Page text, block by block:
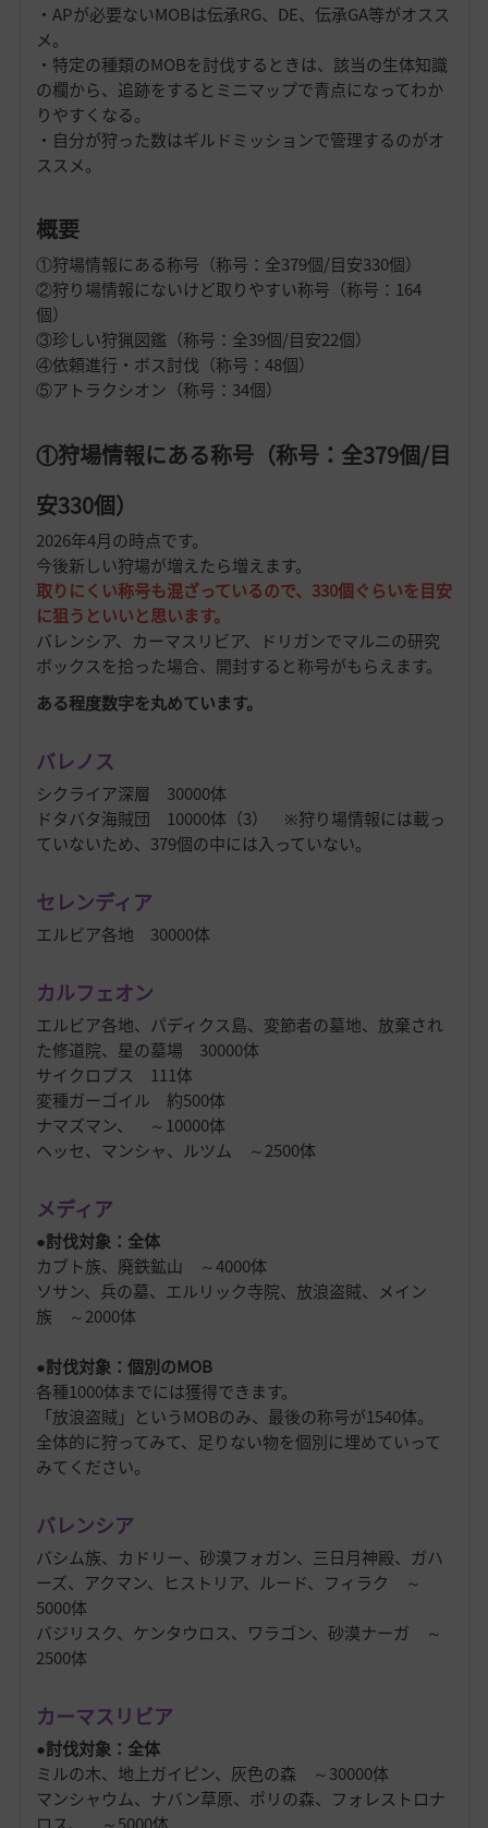
・APが必要ないMOBは伝承RG、DE、伝承GA等がオスス
メ。
・特定の種類のMOBを討伐するときは、該当の生体知識
の欄から、追跡をするとミニマップで青点になってわか
りやすくなる。
・自分が狩った数はギルドミッションで管理するのがオ
ススメ。
概要
①狩場情報にある称号（称号：全379個/目安330個）
②狩り場情報にないけど取りやすい称号（称号：164
個）
③珍しい狩猟図鑑（称号：全39個/目安22個）
④依頼進行・ボス討伐（称号：48個）
⑤アトラクシオン（称号：34個）
①狩場情報にある称号（称号：全379個/目
安330個）
2026年4月の時点です。
今後新しい狩場が増えたら増えます。
取りにくい称号も混ざっているので、 330個ぐらいを目安
に狙うといいと思います。
バレンシア、カーマスリビア、ドリガンでマルニの研究
ボックスを拾った場合、開封すると称号がもらえます。
ある程度数字を丸めています。
バレノス
シクライア深層 30000体
ドタバタ海賊団 10000体（3） ※狩り場情報には載っ
ていないため、379個の中には入っていない。
セレンディア
エルビア各地 30000体
カルフェオン
エルビア各地、パディクス島、変節者の墓地、放棄され
た修道院、星の墓場 30000体
サイクロプス 111体
変種ガーゴイル 約500体
ナマズマン、 ～10000体
ヘッセ、マンシャ、ルツム ～2500体
メディア
●討伐対象：全体
カブト族、廃鉄鉱山 ～4000体
ソサン、兵の墓、エルリック寺院、放浪盗賊、メイン
族 ～2000体
●討伐対象：個別のMOB
各種1000体までには獲得できます。
「放浪盗賊」というMOBのみ、最後の称号が1540体。
全体的に狩ってみて、足りない物を個別に埋めていって
みてください。
バレンシア
バシム族、カドリー、砂漠フォガン、三日月神殿、ガハ
ーズ、アクマン、ヒストリア、ルード、フィラク ～
5000体
バジリスク、ケンタウロス、ワラゴン、砂漠ナーガ ～
2500体
カーマスリビア
●討伐対象：全体
ミルの木、地上ガイピン、灰色の森 ～30000体
マンシャウム、ナバン草原、ポリの森、フォレストロナ